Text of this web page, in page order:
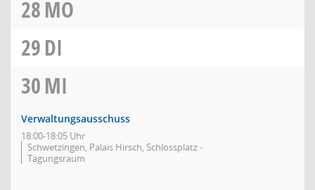
28MO
29DI
30MI
Verwaltungsausschuss
18:00-18:05 Uhr
Schwetzingen, Palais Hirsch, Schlossplatz -
Tagungsraum